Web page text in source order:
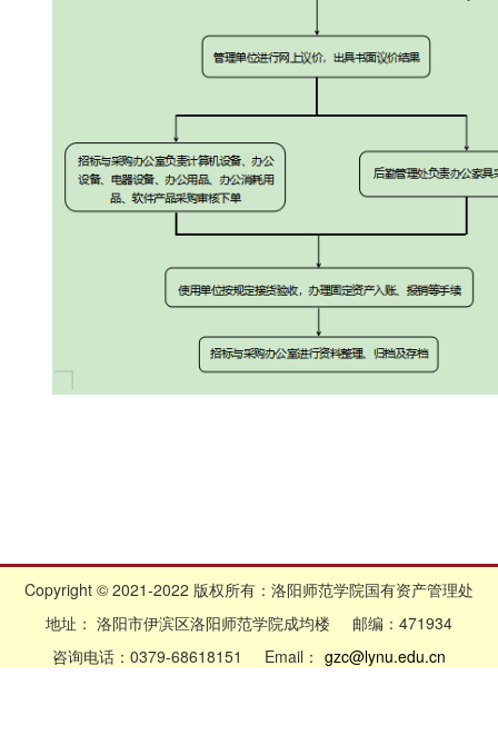
Copyright © 2021-2022 版权所有：洛阳师范学院国有资产管理处
地址： 洛阳市伊滨区洛阳师范学院成均楼 邮编：471934
咨询电话：0379-68618151 Email： gzc@lynu.edu.cn